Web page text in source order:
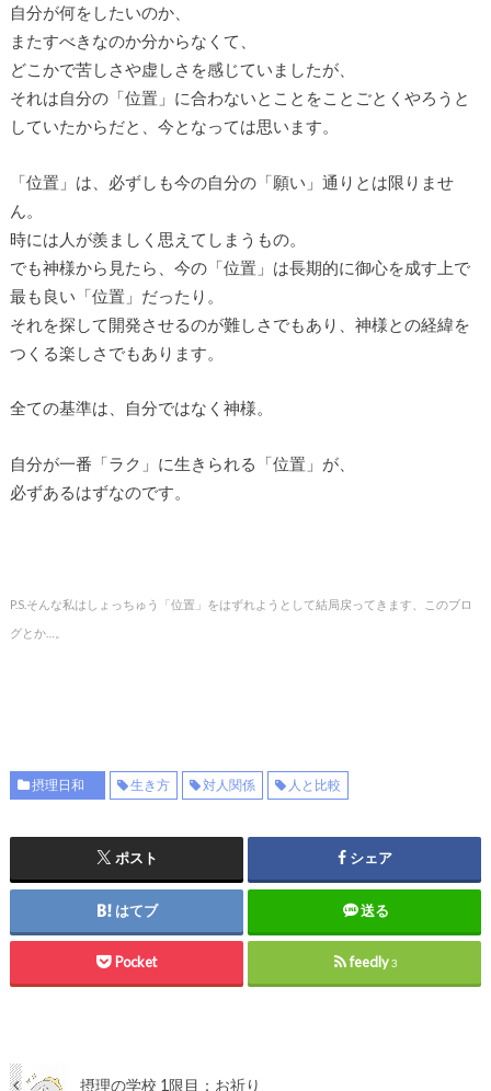
自分が何をしたいのか、
またすべきなのか分からなくて、
どこかで苦しさや虚しさを感じていましたが、
それは自分の「位置」に合わないとことをことごとくやろうと
していたからだと、今となっては思います。
「位置」は、必ずしも今の自分の「願い」通りとは限りませ
ん。
時には人が羨ましく思えてしまうもの。
でも神様から見たら、今の「位置」は長期的に御心を成す上で
最も良い「位置」だったり。
それを探して開発させるのが難しさでもあり、神様との経緯を
つくる楽しさでもあります。
全ての基準は、自分ではなく神様。
自分が一番「ラク」に生きられる「位置」が、
必ずあるはずなのです。
P.S.そんな私はしょっちゅう「位置」をはずれようとして結局戻ってきます、このブロ
グとか…。
摂理日和 生き方 対人関係 人と比較
ポスト シェア
はてブ 送る
Pocket feedly3
摂理の学校 1限目：お祈り